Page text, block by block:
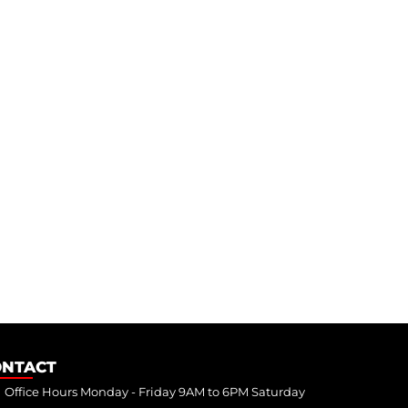
Office Hours Monday - Friday 9AM to 6PM Saturday